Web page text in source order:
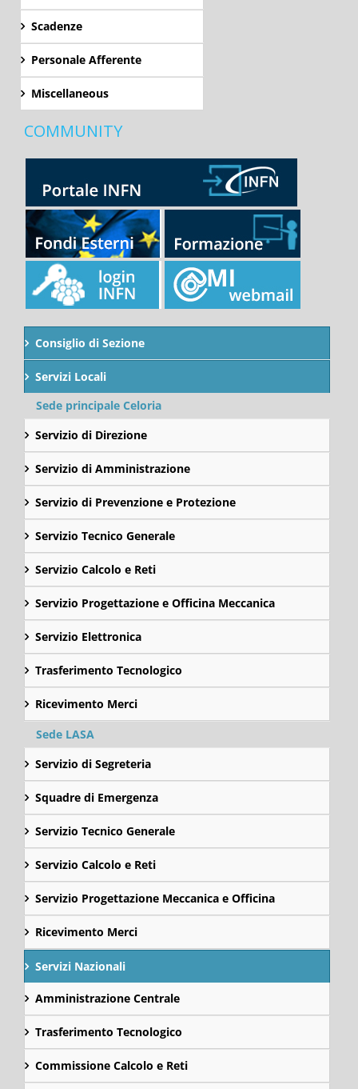
Scadenze
Personale Afferente
Miscellaneous
COMMUNITY
Consiglio di Sezione
Servizi Locali
Sede principale Celoria
Servizio di Direzione
Servizio di Amministrazione
Servizio di Prevenzione e Protezione
Servizio Tecnico Generale
Servizio Calcolo e Reti
Servizio Progettazione e Officina Meccanica
Servizio Elettronica
Trasferimento Tecnologico
Ricevimento Merci
Sede LASA
Servizio di Segreteria
Squadre di Emergenza
Servizio Tecnico Generale
Servizio Calcolo e Reti
Servizio Progettazione Meccanica e Officina
Ricevimento Merci
Servizi Nazionali
Amministrazione Centrale
Trasferimento Tecnologico
Commissione Calcolo e Reti